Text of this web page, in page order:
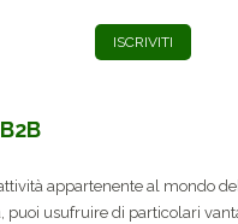
ISCRIVITI
appartenente al mondo
puoi usufruire di particolari